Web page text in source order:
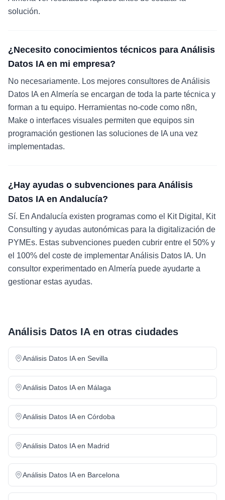
solución.
¿Necesito conocimientos técnicos para Análisis
Datos IA en mi empresa?
No necesariamente. Los mejores consultores de Análisis
Datos IA en Almería se encargan de toda la parte técnica y
forman a tu equipo. Herramientas no-code como n8n,
Make o interfaces visuales permiten que equipos sin
programación gestionen las soluciones de IA una vez
implementadas.
¿Hay ayudas o subvenciones para Análisis
Datos IA en Andalucía?
Sí. En Andalucía existen programas como el Kit Digital, Kit
Consulting y ayudas autonómicas para la digitalización de
PYMEs. Estas subvenciones pueden cubrir entre el 50% y
el 100% del coste de implementar Análisis Datos IA. Un
consultor experimentado en Almería puede ayudarte a
gestionar estas ayudas.
Análisis Datos IAen otras ciudades
Análisis Datos IAen Sevilla
Análisis Datos IAen Málaga
Análisis Datos IAen Córdoba
Análisis Datos IAen Madrid
Análisis Datos IAen Barcelona